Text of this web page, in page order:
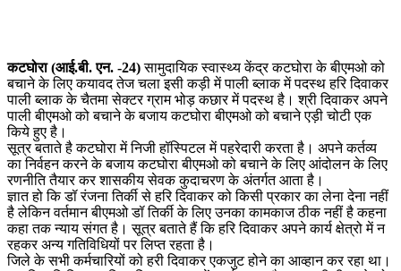
कटघोरा (आई.बी. एन. -24)सामुदायिक स्वास्थ्य केंद्र कटघोरा के बीएमओ को
बचाने के लिए कयावद तेज चला इसी कड़ी में पाली ब्लाक में पदस्थ हरि दिवाकर
पाली ब्लाक के चैतमा सेक्टर ग्राम भोड़ कछार में पदस्थ है। श्री दिवाकर अपने
पाली बीएमओ को बचाने के बजाय कटघोरा बीएमओ को बचाने एड़ी चोटी एक
किये हुए है।
सूत्र बताते है कटघोरा में निजी हॉस्पिटल में पहरेदारी करता है। अपने कर्तव्य
का निर्वहन करने के बजाय कटघोरा बीएमओ को बचाने के लिए आंदोलन के लिए
रणनीति तैयार कर शासकीय सेवक कुदाचरण के अंतर्गत आता है।
ज्ञात हो कि डॉ रंजना तिर्की से हरि दिवाकर को किसी प्रकार का लेना देना नहीं
है लेकिन वर्तमान बीएमओ डॉ तिर्की के लिए उनका कामकाज ठीक नहीं है कहना
कहा तक न्याय संगत है। सूत्र बताते हैं कि हरि दिवाकर अपने कार्य क्षेत्रो में न
रहकर अन्य गतिविधियों पर लिप्त रहता है।
जिले के सभी कर्मचारियों को हरी दिवाकर एकजुट होने का आव्हान कर रहा था।